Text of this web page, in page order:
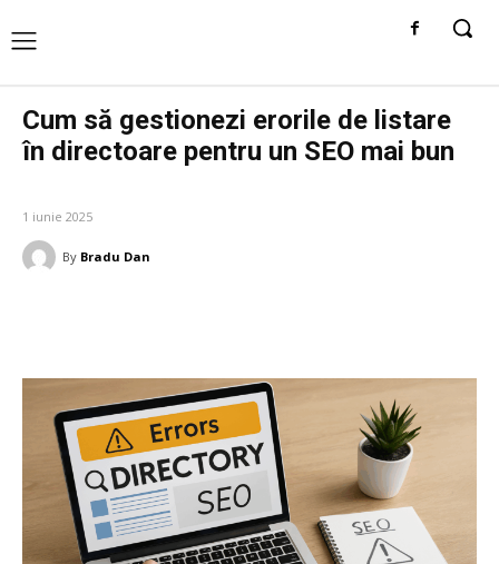
Cum să gestionezi erorile de listare
în directoare pentru un SEO mai bun
1 iunie 2025
By Bradu Dan